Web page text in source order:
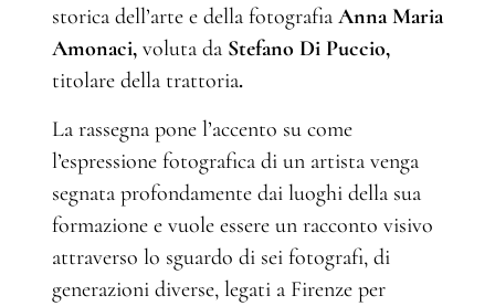
storica dell’arte e della fotografia Anna Maria
Amonaci, voluta da Stefano Di Puccio,
titolare della trattoria.
La rassegna pone l’accento su come
l’espressione fotografica di un artista venga
segnata profondamente dai luoghi della sua
formazione e vuole essere un racconto visivo
attraverso lo sguardo di sei fotografi, di
generazioni diverse, legati a Firenze per